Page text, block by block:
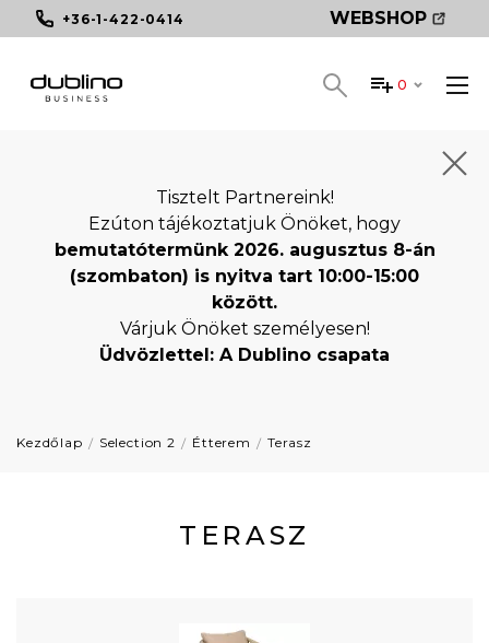
+36-1-422-0414 WEBSHOP
0
Tisztelt Partnereink!
Ezúton tájékoztatjuk Önöket, hogy
bemutatótermünk 2026. augusztus 8-án
(szombaton) is nyitva tart 10:00-15:00
között.
Várjuk Önöket személyesen!
Üdvözlettel: A Dublino csapata
Kezdőlap Selection 2 Étterem Terasz
TERASZ